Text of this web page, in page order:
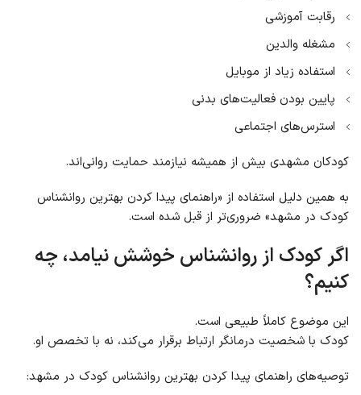
رقابت آموزشی
مشغله والدین
استفاده زیاد از موبایل
پایین بودن فعالیت‌های بدنی
استرس‌های اجتماعی
کودکان مشهدی بیش از همیشه نیازمند حمایت روانی‌اند.
به همین دلیل استفاده از «راهنمای پیدا کردن بهترین روانشناس
کودک در مشهد» ضروری‌تر از قبل شده است.
اگر کودک از روانشناس خوشش نیامد، چه
کنیم؟
این موضوع کاملاً طبیعی است.
کودک با شخصیت درمانگر ارتباط برقرار می‌کند، نه با تخصص او.
توصیه‌های راهنمای پیدا کردن بهترین روانشناس کودک در مشهد: